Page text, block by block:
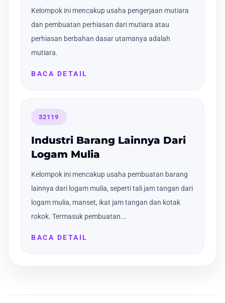
Kelompok ini mencakup usaha pengerjaan mutiara
dan pembuatan perhiasan dari mutiara atau
perhiasan berbahan dasar utamanya adalah
mutiara.
BACA DETAIL
32119
Industri Barang Lainnya Dari
Logam Mulia
Kelompok ini mencakup usaha pembuatan barang
lainnya dari logam mulia, seperti tali jam tangan dari
logam mulia, manset, ikat jam tangan dan kotak
rokok. Termasuk pembuatan...
BACA DETAIL